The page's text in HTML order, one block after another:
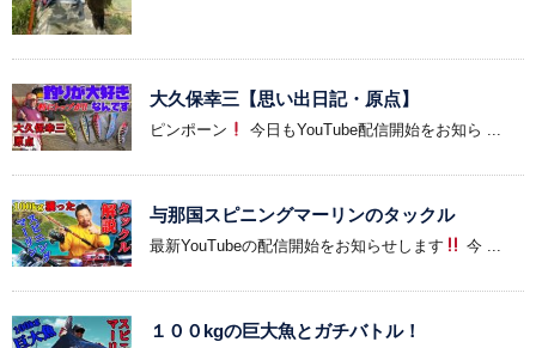
大久保幸三【思い出日記・原点】
ピンポーン 今日もYouTube配信開始をお知ら ...
与那国スピニングマーリンのタックル
最新YouTubeの配信開始をお知らせします 今 ...
１００kgの巨大魚とガチバトル！